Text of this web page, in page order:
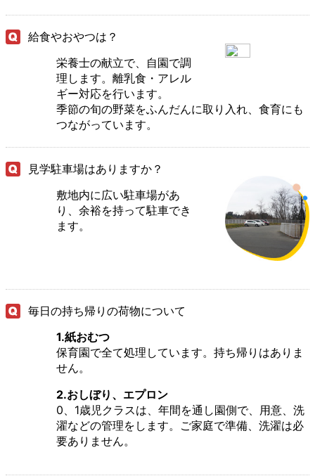
給食やおやつは？
栄養士の献立で、自園で調
理します。離乳食・アレル
ギー対応を行います。
季節の旬の野菜をふんだんに取り入れ、食育にも
つながっています。
見学駐車場はありますか？
敷地内に広い駐車場があ
り、余裕を持って駐車でき
ます。
毎日の持ち帰りの荷物について
1.紙おむつ
保育園で全て処理しています。持ち帰りはありま
せん。
2.おしぼり、エプロン
0、1歳児クラスは、年間を通し園側で、用意、洗
濯などの管理をします。ご家庭で準備、洗濯は必
要ありません。